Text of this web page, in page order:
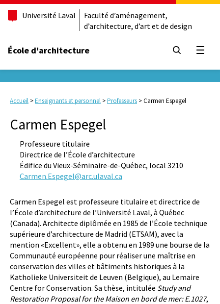
Université Laval
Faculté d’aménagement,
d’architecture, d’art et de design
École d'architecture
Accueil >Enseignants et personnel >Professeurs >Carmen Espegel
Carmen Espegel
Professeure titulaire
Directrice de l’École d’architecture
Édifice du Vieux-Séminaire-de-Québec, local 3210
Carmen.Espegel@arc.ulaval.ca
Carmen Espegel est professeure titulaire et directrice de
l’École d’architecture de l’Université Laval, à Québec
(Canada). Architecte diplômée en 1985 de l’École technique
supérieure d’architecture de Madrid (ETSAM), avec la
mention «Excellent», elle a obtenu en 1989 une bourse de la
Communauté européenne pour réaliser une maîtrise en
conservation des villes et bâtiments historiques à la
Katholieke Universiteit de Leuven (Belgique), au Lemaire
Centre for Conservation. Sa thèse, intitulée Study and
Restoration Proposal for the Maison en bord de mer: E.1027,